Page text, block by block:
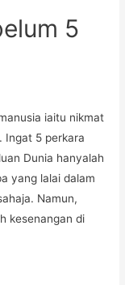
5
iaitu nikmat
Ingat 5 perkara
Dunia hanyalah
yang lalai dalam
Namun,
kesenangan di